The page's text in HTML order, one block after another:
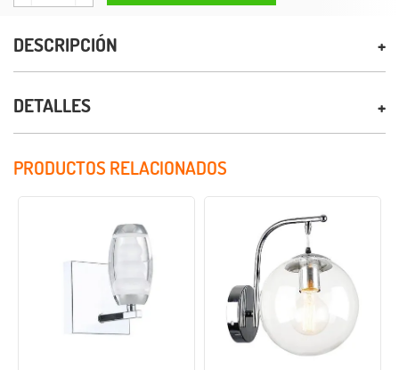
DESCRIPCIÓN
DETALLES
PRODUCTOS RELACIONADOS